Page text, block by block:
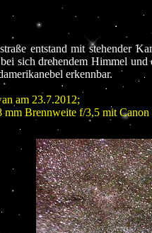
entstand mit stehender
sich drehendem Himmel und
erkennbar.
am 23.7.2012;
mm Brennweite f/3,5 mit